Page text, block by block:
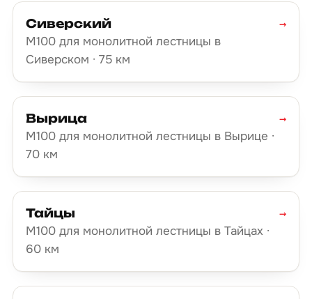
Сиверский
М100 для монолитной лестницы в
Сиверском · 75 км
→
Вырица
М100 для монолитной лестницы в Вырице ·
70 км
→
Тайцы
М100 для монолитной лестницы в Тайцах ·
60 км
→